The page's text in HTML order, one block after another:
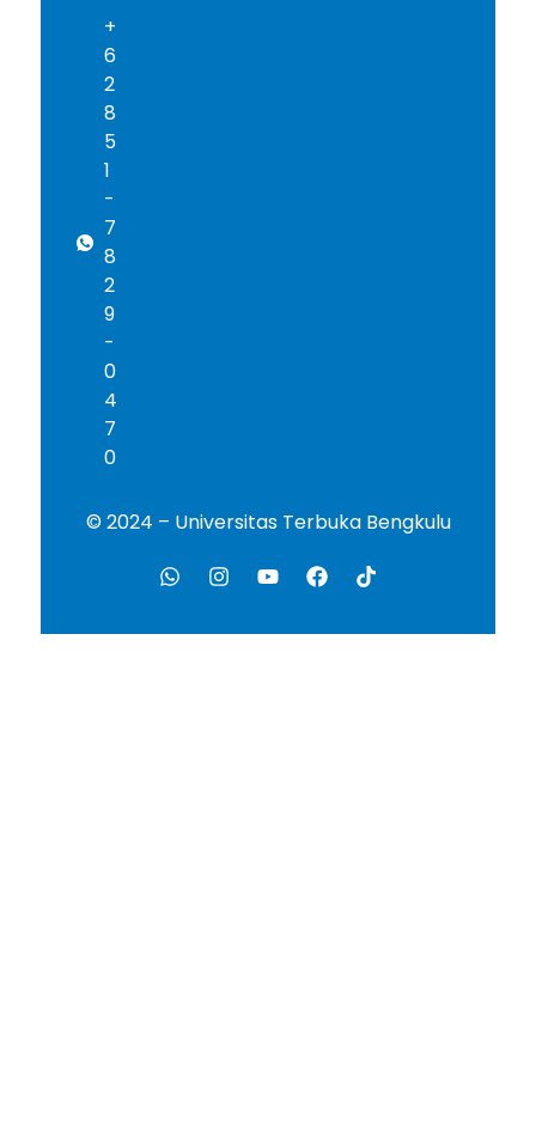
+
6
2
8
5
1
-
7
8
2
9
-
0
4
7
0
© 2024 – Universitas Terbuka Bengkulu